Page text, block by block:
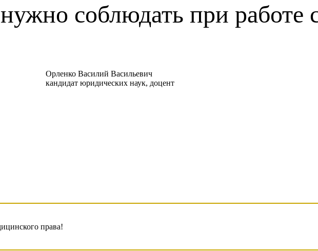
соблюдать при работе
Орленко Василий Васильевич
кандидат юридических наук, доцент
права!